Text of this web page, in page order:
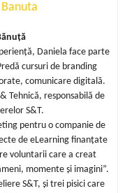
Daniela face parte
cursuri de branding
comunicare digitală.
Tehnică, responsabilă de
S&T.
pentru o companie de
de eLearning finanțate
voluntarii care a creat
momente și imagini”.
S&T, și trei pisici care